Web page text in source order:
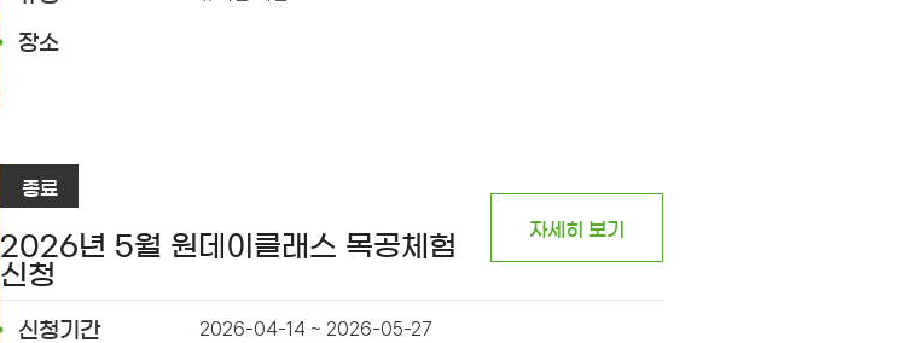
장소
종료
2026년 5월 원데이클래스 목공체험
신청
자세히 보기
신청기간 2026-04-14 ~ 2026-05-27